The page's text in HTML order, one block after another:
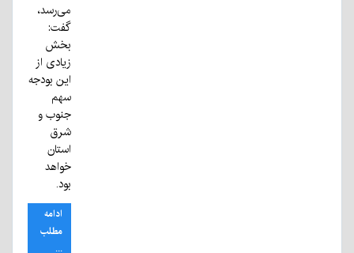
می‌رسد،
گفت:
بخش
زیادی از
این بودجه
سهم
جنوب و
شرق
استان
خواهد
بود.
ادامه
مطلب
...